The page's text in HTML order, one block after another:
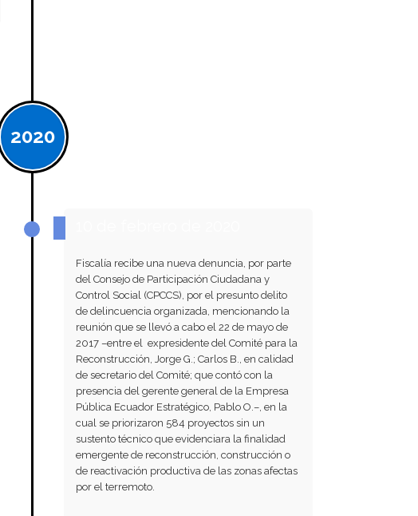
2020
Fiscalía recibe una nueva denuncia, por parte
del Consejo de Participación Ciudadana y
Control Social (CPCCS), por el presunto delito
de delincuencia organizada, mencionando la
reunión que se llevó a cabo el 22 de mayo de
2017 –entre el expresidente del Comité para la
Reconstrucción, Jorge G.; Carlos B., en calidad
de secretario del Comité; que contó con la
presencia del gerente general de la Empresa
Pública Ecuador Estratégico, Pablo O.–, en la
cual se priorizaron 584 proyectos sin un
sustento técnico que evidenciara la finalidad
emergente de reconstrucción, construcción o
de reactivación productiva de las zonas afectas
por el terremoto.